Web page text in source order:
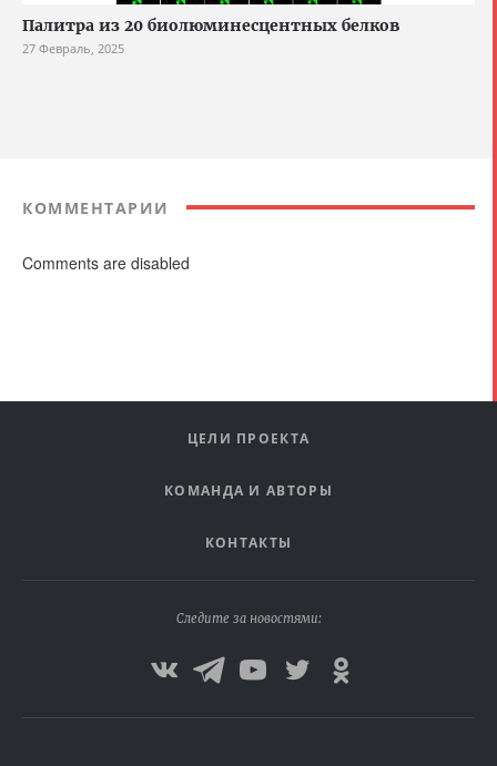
Палитра из 20 биолюминесцентных белков
27 Февраль, 2025
КОММЕНТАРИИ
Comments are disabled
ЦЕЛИ ПРОЕКТА
КОМАНДА И АВТОРЫ
КОНТАКТЫ
Следите за новостями: